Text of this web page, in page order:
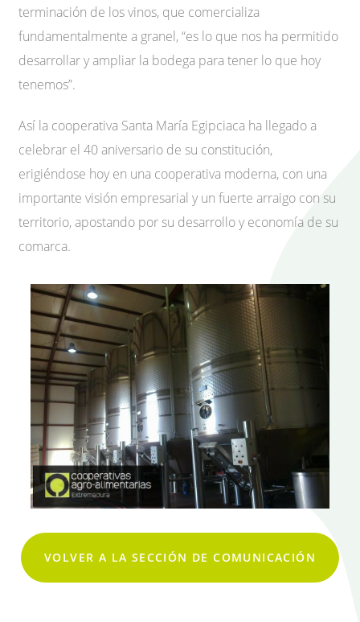
terminación de los vinos, que comercializa
fundamentalmente a granel, “es lo que nos ha permitido
desarrollar y ampliar la bodega para tener lo que hoy
tenemos”.
Así la cooperativa Santa María Egipciaca ha llegado a
celebrar el 40 aniversario de su constitución,
erigiéndose hoy en una cooperativa moderna, con una
importante visión empresarial y un fuerte arraigo con su
territorio, apostando por su desarrollo y economía de su
comarca.
VOLVER A LA SECCIÓN DE COMUNICACIÓN